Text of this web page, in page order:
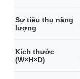
Sự tiêu thụ năng
lượng
Kích thước
(W×H×D)